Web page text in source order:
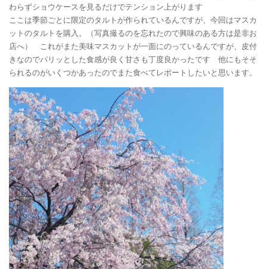
わらずショウケースを見るだけでテンション上がります
ここは季節ごとに限定のタルトが作られているんですが、今回はマスカ
ットのタルトを購入。（写真撮るのを忘れたので興味のある方は是非お
店へ） これがまた美味マスカットが一面にのっているんですが、皮付
きなのでパリッとした食感が良く甘さも丁度良かったです 他にもそそ
られるのがいくつかあったのでまた食べてレポートしたいと思います。